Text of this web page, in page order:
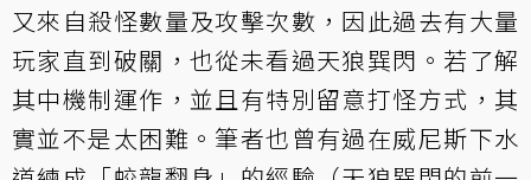
又來自殺怪數量及攻擊次數，因此過去有大量
玩家直到破關，也從未看過天狼巽閃。若了解
其中機制運作，並且有特別留意打怪方式，其
實並不是太困難。筆者也曾有過在威尼斯下水